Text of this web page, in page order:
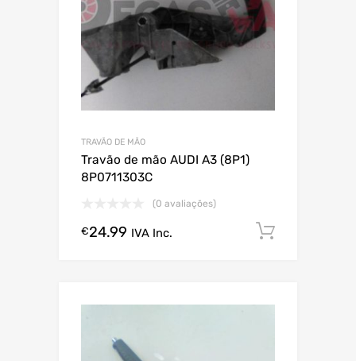
TRAVÃO DE MÃO
Travão de mão AUDI A3 (8P1)
8P0711303C
(0 avaliações)
€24.99 IVA Inc.